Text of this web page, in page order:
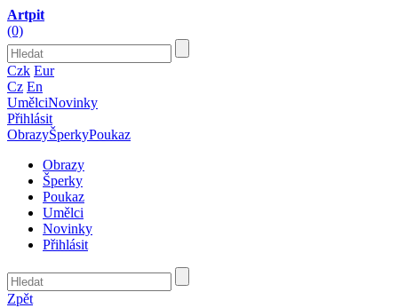
Artpit
(0)
Czk Eur
Cz En
UmělciNovinky
Přihlásit
ObrazyŠperkyPoukaz
Obrazy
Šperky
Poukaz
Umělci
Novinky
Přihlásit
Zpět